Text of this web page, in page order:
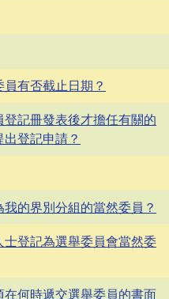
有否截止日期？
記冊發表後才擔任有關的
登記申請？
的界別分組的當然委員？
登記為選舉委員會當然委
何時遞交選舉委員的書面